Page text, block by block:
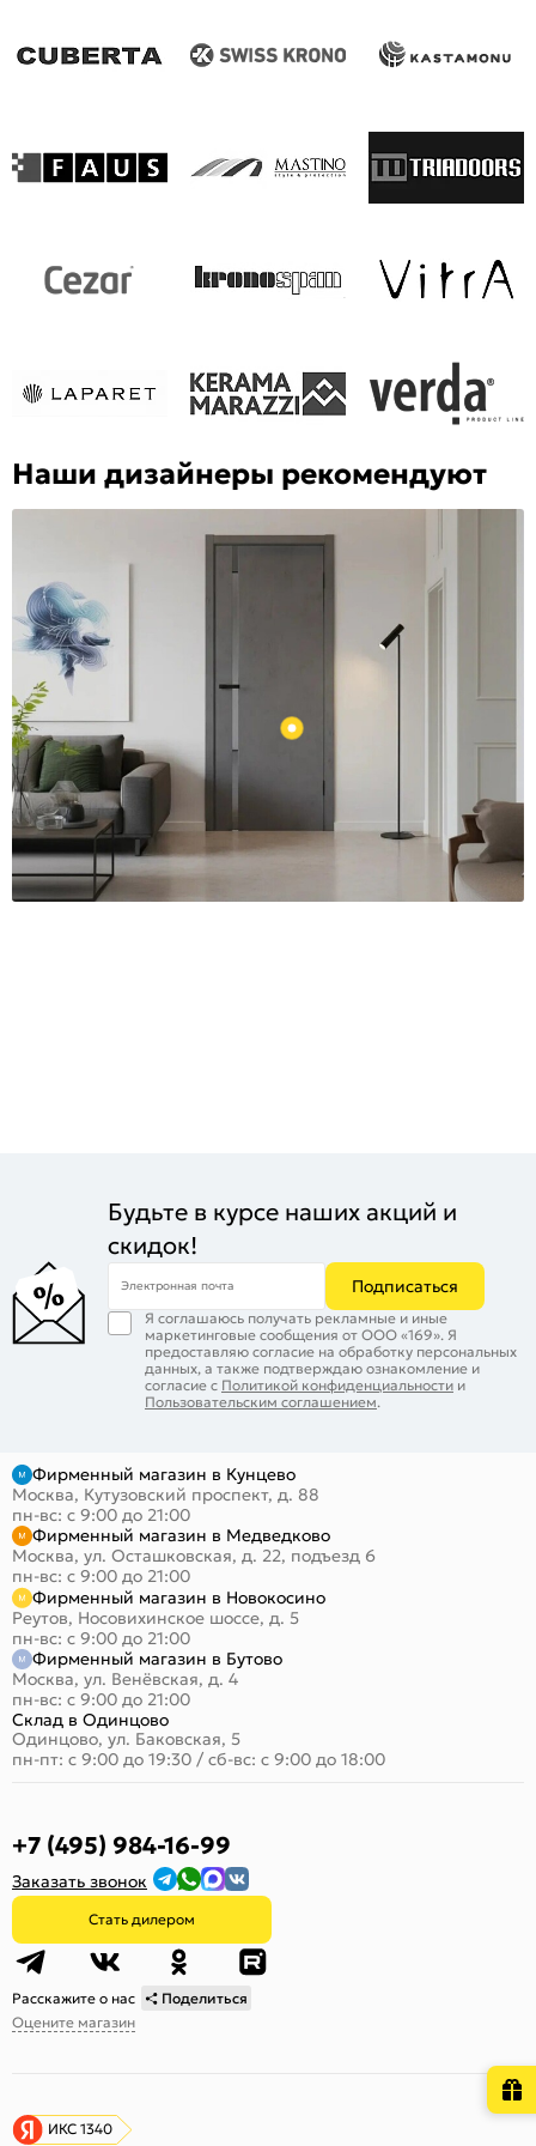
Наши дизайнеры рекомендуют
Будьте в курсе наших акций и
скидок!
Электронная почта Подписаться
Я соглашаюсь получать рекламные и иные
маркетинговые сообщения от ООО «169». Я
предоставляю согласие на обработку персональных
данных, а также подтверждаю ознакомление и
согласие с Политикой конфиденциальности и
Пользовательским соглашением.
Фирменный магазин в Кунцево
Москва, Кутузовский проспект, д. 88
пн-вс: с 9:00 до 21:00
Фирменный магазин в Медведково
Москва, ул. Осташковская, д. 22, подъезд 6
пн-вс: с 9:00 до 21:00
Фирменный магазин в Новокосино
Реутов, Носовихинское шоссе, д. 5
пн-вс: с 9:00 до 21:00
Фирменный магазин в Бутово
Москва, ул. Венёвская, д. 4
пн-вс: с 9:00 до 21:00
Склад в Одинцово
Одинцово, ул. Баковская, 5
пн-пт: с 9:00 до 19:30 / сб-вс: с 9:00 до 18:00
+7 (495) 984-16-99
Заказать звонок
Стать дилером
Расскажите о нас
Поделиться
Оцените магазин
ИКС 1340